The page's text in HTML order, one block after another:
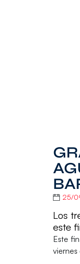
25/
Los
este
Este
viernes